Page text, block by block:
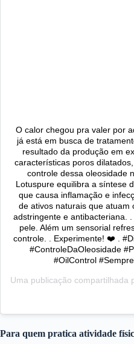
O calor chegou pra valer por
já está em busca de
resultado da produção em
características poros
controle dessa oleosidade
Lotuspure equilibra a síntese
que causa inflamação e
de ativos naturais que atuam
adstringente e antibacteriana.
pele. Além um sensorial
controle. . Experimente! ❤️ .
#ControleDaOleosidade
#OilControl
Uma publicação compartilhada
Para quem pratica atividade